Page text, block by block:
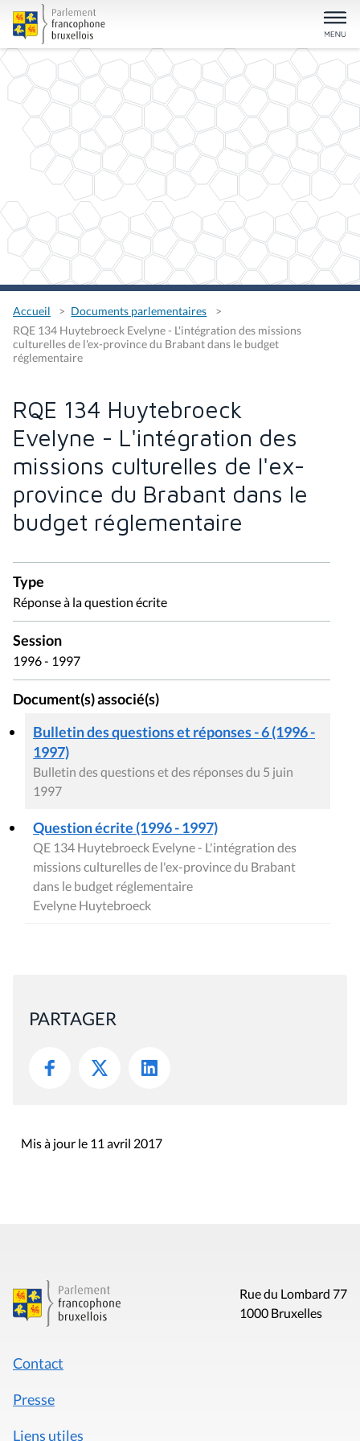
Accueil
Documents parlementaires
RQE 134 Huytebroeck Evelyne - L'intégration des missions
culturelles de l'ex-province du Brabant dans le budget
réglementaire
RQE 134 Huytebroeck
Evelyne - L'intégration des
missions culturelles de l'ex-
province du Brabant dans le
budget réglementaire
Type
Réponse à la question écrite
Session
1996 - 1997
Document(s) associé(s)
Bulletin des questions et réponses - 6 (1996 -
1997)
Bulletin des questions et des réponses du 5 juin
1997
Question écrite (1996 - 1997)
QE 134 Huytebroeck Evelyne - L'intégration des
missions culturelles de l'ex-province du Brabant
dans le budget réglementaire
Evelyne Huytebroeck
PARTAGER
Mis à jour le 11 avril 2017
Rue du Lombard 77
1000 Bruxelles
Contact
Presse
Liens utiles